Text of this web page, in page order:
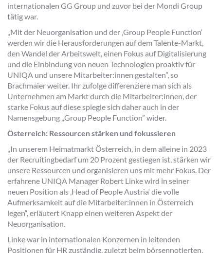
internationalen GG Group und zuvor bei der Mondi Group
tätig war.
„Mit der Neuorganisation und der ‚Group People Function‘
werden wir die Herausforderungen auf dem Talente-Markt,
den Wandel der Arbeitswelt, einen Fokus auf Digitalisierung
und die Einbindung von neuen Technologien proaktiv für
UNIQA und unsere Mitarbeiter:innen gestalten”, so
Brachmaier weiter. Ihr zufolge differenziere man sich als
Unternehmen am Markt durch die Mitarbeiter:innen, der
starke Fokus auf diese spiegle sich daher auch in der
Namensgebung „Group People Function” wider.
Österreich: Ressourcen stärken und fokussieren
„In unserem Heimatmarkt Österreich, in dem alleine in 2023
der Recruitingbedarf um 20 Prozent gestiegen ist, stärken wir
unsere Ressourcen und organisieren uns mit mehr Fokus. Der
erfahrene UNIQA Manager Robert Linke wird in seiner
neuen Position als ‚Head of People Austria‘ die volle
Aufmerksamkeit auf die Mitarbeiter:innen in Österreich
legen“, erläutert Knapp einen weiteren Aspekt der
Neuorganisation.
Linke war in internationalen Konzernen in leitenden
Positionen für HR zuständig, zuletzt beim börsennotierten,